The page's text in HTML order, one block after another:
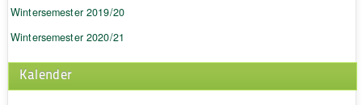
Wintersemester 2019/20
Wintersemester 2020/21
Kalender